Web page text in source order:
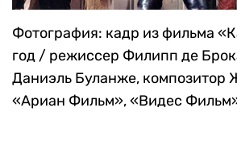
Фотография: кадр из фильма
год / режиссер Филипп де
Даниэль Буланже,
«Ариан Фильм», «Видес